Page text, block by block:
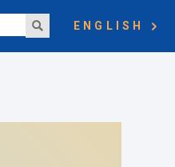
ENGLISH